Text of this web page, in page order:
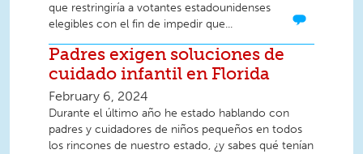
que restringiría a votantes estadounidenses
elegibles con el fin de impedir que...
Padres exigen soluciones de
cuidado infantil en Florida
February 6, 2024
Durante el último año he estado hablando con
padres y cuidadores de niños pequeños en todos
los rincones de nuestro estado, ¿y sabes qué tenían